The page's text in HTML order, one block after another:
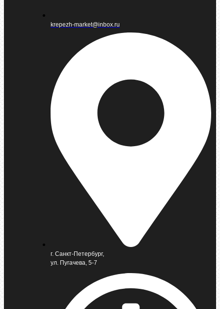
krepezh-market@inbox.ru
г. Санкт-Петербург,
ул. Пугачева, 5-7